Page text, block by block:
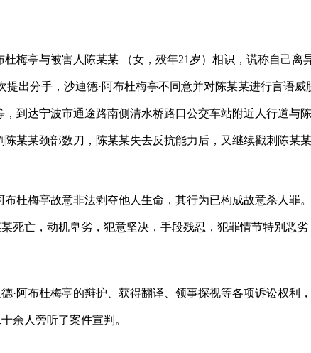
杜梅亭与被害人陈某某 （女，殁年21岁）相识，谎称自己
出分手，沙迪德·阿布杜梅亭不同意并对陈某某进行言语威
到达宁波市通途路南侧清水桥路口公交车站附近人行道与
陈某某颈部数刀，陈某某失去反抗能力后，又继续戳刺陈某
杜梅亭故意非法剥夺他人生命，其行为已构成故意杀人罪
死亡，动机卑劣，犯意坚决，手段残忍，犯罪情节特别恶劣
·阿布杜梅亭的辩护、获得翻译、领事探视等各项诉讼权利
余人旁听了案件宣判。